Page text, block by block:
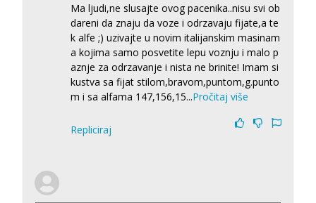
Ma ljudi,ne slusajte ovog pacenika..nisu svi ob
dareni da znaju da voze i odrzavaju fijate,a te
k alfe ;) uzivajte u novim italijanskim masinam
a kojima samo posvetite lepu voznju i malo p
aznje za odrzavanje i nista ne brinite! Imam si
kustva sa fijat stilom,bravom,puntom,g.punto
m i sa alfama 147,156,15...Pročitaj više
Repliciraj